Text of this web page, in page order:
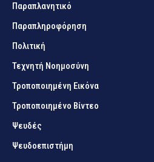
Παραπλανητικό
Παραπληροφόρηση
Πολιτική
Τεχνητή Νοημοσύνη
Τροποποιημένη Εικόνα
Τροποποιημένο Βίντεο
Ψευδές
Ψευδοεπιστήμη